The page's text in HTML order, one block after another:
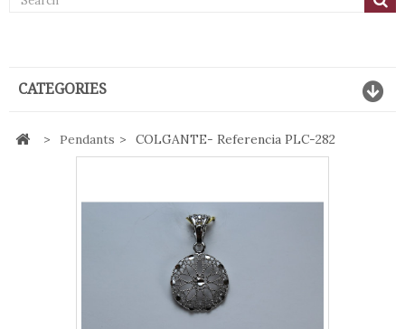
CATEGORIES
> Pendants > COLGANTE- Referencia PLC-282